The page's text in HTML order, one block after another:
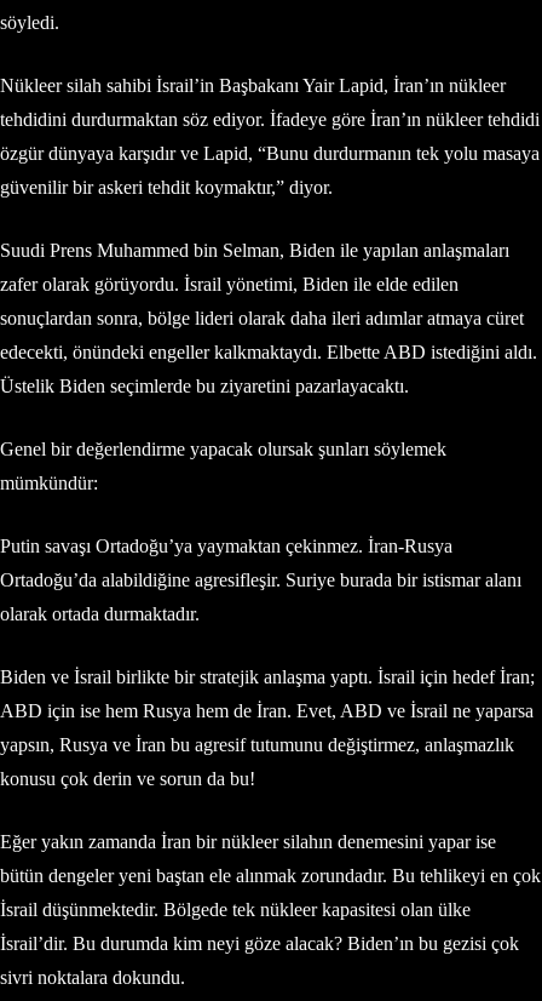
söyledi.
Nükleer silah sahibi İsrail’in Başbakanı Yair Lapid, İran’ın nükleer
tehdidini durdurmaktan söz ediyor. İfadeye göre İran’ın nükleer tehdidi
özgür dünyaya karşıdır ve Lapid, “Bunu durdurmanın tek yolu masaya
güvenilir bir askeri tehdit koymaktır,” diyor.
Suudi Prens Muhammed bin Selman, Biden ile yapılan anlaşmaları
zafer olarak görüyordu. İsrail yönetimi, Biden ile elde edilen
sonuçlardan sonra, bölge lideri olarak daha ileri adımlar atmaya cüret
edecekti, önündeki engeller kalkmaktaydı. Elbette ABD istediğini aldı.
Üstelik Biden seçimlerde bu ziyaretini pazarlayacaktı.
Genel bir değerlendirme yapacak olursak şunları söylemek
mümkündür:
Putin savaşı Ortadoğu’ya yaymaktan çekinmez. İran-Rusya
Ortadoğu’da alabildiğine agresifleşir. Suriye burada bir istismar alanı
olarak ortada durmaktadır.
Biden ve İsrail birlikte bir stratejik anlaşma yaptı. İsrail için hedef İran;
ABD için ise hem Rusya hem de İran. Evet, ABD ve İsrail ne yaparsa
yapsın, Rusya ve İran bu agresif tutumunu değiştirmez, anlaşmazlık
konusu çok derin ve sorun da bu!
Eğer yakın zamanda İran bir nükleer silahın denemesini yapar ise
bütün dengeler yeni baştan ele alınmak zorundadır. Bu tehlikeyi en çok
İsrail düşünmektedir. Bölgede tek nükleer kapasitesi olan ülke
İsrail’dir. Bu durumda kim neyi göze alacak? Biden’ın bu gezisi çok
sivri noktalara dokundu.